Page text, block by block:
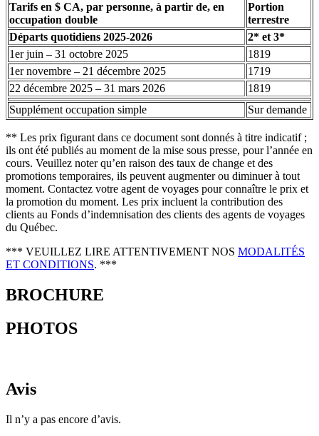
Tarifs en $ CA, par personne, à partir de, en
occupation double
Portion
terrestre
Départs quotidiens 2025-2026
2* et 3*
1er juin – 31 octobre 2025
1819
1er novembre – 21 décembre 2025
1719
22 décembre 2025 – 31 mars 2026
1819
Supplément occupation simple
Sur demande
** Les prix figurant dans ce document sont donnés à titre indicatif ;
ils ont été publiés au moment de la mise sous presse, pour l’année en
cours. Veuillez noter qu’en raison des taux de change et des
promotions temporaires, ils peuvent augmenter ou diminuer à tout
moment. Contactez votre agent de voyages pour connaître le prix et
la promotion du moment. Les prix incluent la contribution des
clients au Fonds d’indemnisation des clients des agents de voyages
du Québec.
*** VEUILLEZ LIRE ATTENTIVEMENT NOS MODALITÉS
ET CONDITIONS. ***
BROCHURE
PHOTOS
Avis
Il n’y a pas encore d’avis.